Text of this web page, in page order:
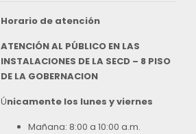
Horario de atención
ATENCIÓN AL PÚBLICO EN LAS
INSTALACIONES DE LA SECD – 8 PISO
DE LA GOBERNACION
Únicamente los lunes y viernes
Mañana: 8:00 a 10:00 a.m.